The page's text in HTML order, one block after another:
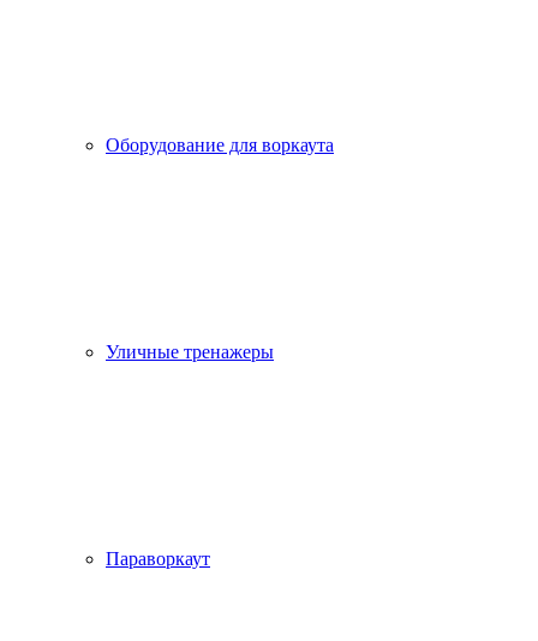
Оборудование для воркаута
Уличные тренажеры
Параворкаут